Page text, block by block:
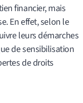
financier, mais
En effet, selon le
leurs démarches
de sensibilisation
de droits